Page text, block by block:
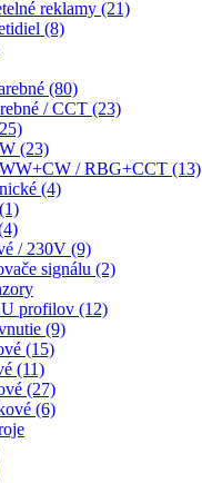
reklamy (21)
(8)
(80)
/ CCT (23)
(23)
/ RBG+CCT (13)
(4)
/ 230V (9)
signálu (2)
profilov (12)
(9)
(15)
(11)
(27)
(6)